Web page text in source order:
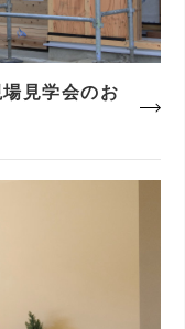
見学会のお